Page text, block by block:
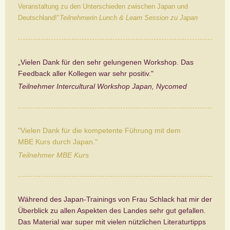
Veranstaltung zu den Unterschieden zwischen Japan und
Deutschland!"Teilnehmerin Lunch & Learn Session zu Japan
„Vielen Dank für den sehr gelungenen Workshop. Das
Feedback aller Kollegen war sehr positiv."
Teilnehmer Intercultural Workshop Japan, Nycomed
"Vielen Dank für die kompetente Führung mit dem
MBE Kurs durch Japan."
Teilnehmer MBE Kurs
Während des Japan-Trainings von Frau Schlack hat mir der
Überblick zu allen Aspekten des Landes sehr gut gefallen.
Das Material war super mit vielen nützlichen Literaturtipps